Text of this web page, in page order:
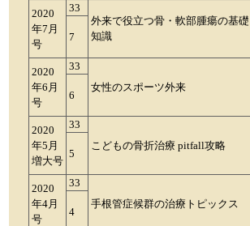
2020
年7月
号
33
外来で役立つ骨・軟部腫瘍の基礎
知識
7
2020
年6月
号
33
女性のスポーツ外来
6
2020
年5月
増大号
33
こどもの骨折治療 pitfall攻略
5
2020
年4月
号
33
手根管症候群の治療トピックス
4